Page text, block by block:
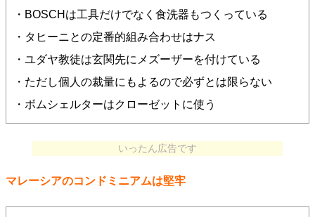
・BOSCHは工具だけでなく食洗器もつくっている
・タヒーニとの定番的組み合わせはナス
・ユダヤ教徒は玄関先にメズーザーを付けている
・ただし個人の裁量にもよるので必ずとは限らない
・ボムシェルターはクローゼットに使う
いったん広告です
マレーシアのコンドミニアムは堅牢